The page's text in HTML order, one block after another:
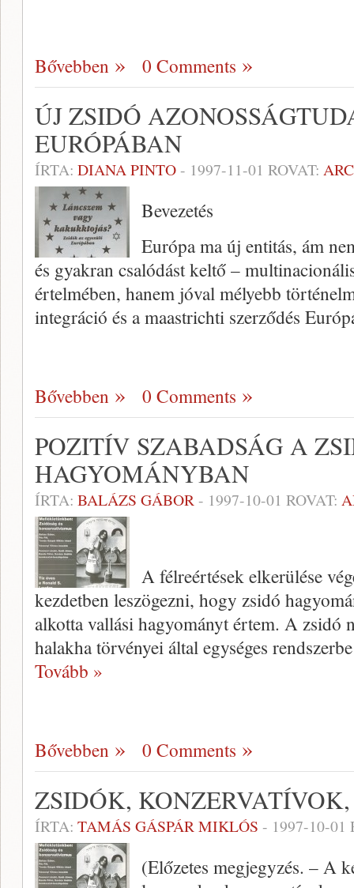
Bővebben 0 Comments
ÚJ ZSIDÓ
EURÓPÁBAN
ÍRTA: DIANA PINTO- 1997-11-01 ROVAT:
Bevezetés
Európa ma új entitás, ám
és gyakran csa­lódást keltő –
értelmében, hanem jóval mélyebb
integráció és a maastrichti szerződés
Bővebben 0 Comments
POZITÍV SZABADSÁG A
HAGYOMÁNYBAN
ÍRTA: BALÁZS GÁBOR- 1997-10-01 ROVAT:
A félreértések elkerülése
kezdetben leszögezni, hogy zsidó
alkotta vallási hagyományt értem. A zsidó
halakha törvényei által egységes
Tovább »
Bővebben 0 Comments
ZSIDÓK,
ÍRTA: TAMÁS GÁSPÁR MIKLÓS - 1997-10-01
(Előzetes megjegyzés. – A